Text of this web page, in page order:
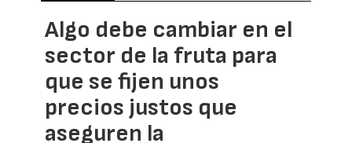
Algo debe cambiar en el
sector de la fruta para
que se fijen unos
precios justos que
aseguren la